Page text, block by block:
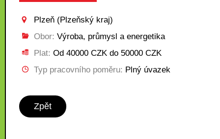
Plzeň (Plzeňský kraj)
Obor: Výroba, průmysl a energetika
Plat: Od 40000 CZK do 50000 CZK
Typ pracovního poměru: Plný úvazek
Zpět